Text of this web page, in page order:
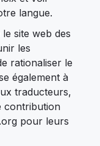
langue.
le site web des
les
rationaliser le
également à
traducteurs,
contribution
pour leurs